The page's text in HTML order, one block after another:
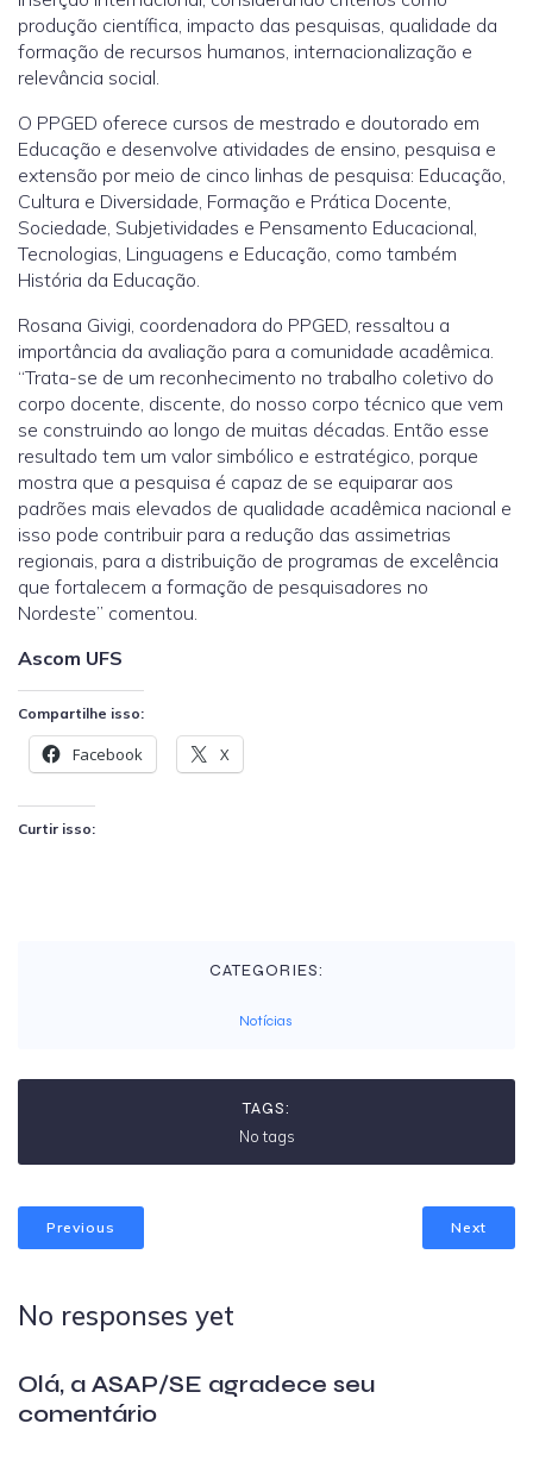
produção científica, impacto das pesquisas, qualidade da
formação de recursos humanos, internacionalização e
relevância social.
O PPGED oferece cursos de mestrado e doutorado em
Educação e desenvolve atividades de ensino, pesquisa e
extensão por meio de cinco linhas de pesquisa: Educação,
Cultura e Diversidade, Formação e Prática Docente,
Sociedade, Subjetividades e Pensamento Educacional,
Tecnologias, Linguagens e Educação, como também
História da Educação.
Rosana Givigi, coordenadora do PPGED, ressaltou a
importância da avaliação para a comunidade acadêmica.
“Trata-se de um reconhecimento no trabalho coletivo do
corpo docente, discente, do nosso corpo técnico que vem
se construindo ao longo de muitas décadas. Então esse
resultado tem um valor simbólico e estratégico, porque
mostra que a pesquisa é capaz de se equiparar aos
padrões mais elevados de qualidade acadêmica nacional e
isso pode contribuir para a redução das assimetrias
regionais, para a distribuição de programas de excelência
que fortalecem a formação de pesquisadores no
Nordeste” comentou.
Ascom UFS
Compartilhe isso:
Facebook X
Curtir isso:
CATEGORIES:
Notícias
TAGS:
No tags
Previous Next
No responses yet
Olá, a ASAP/SE agradece seu
comentário